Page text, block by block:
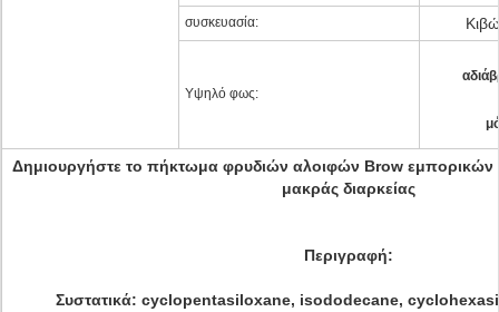
συσκευασία:
Υψηλό φως:
Δημιουργήστε το πήκτωμα φρυδιών αλοιφών Brow
μακράς διαρκείας
Περιγραφή:
Συστατικά: cyclopentasiloxane, isododecane,